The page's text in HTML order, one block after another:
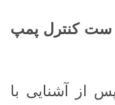
ست کنترل پمپ
از آشنایی با